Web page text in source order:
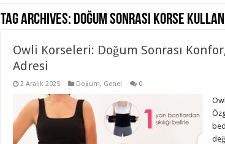
Tag Archives: Doğum Sonrası Korse
Owli Korseleri: Doğum Sonrası
Adresi
2 Aralık 2025 Doğum, Genel 0